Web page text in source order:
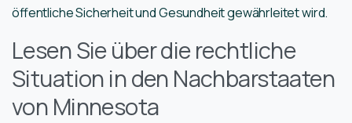
öffentliche Sicherheit und Gesundheit gewährleitet wird.
Lesen Sie über die rechtliche
Situation in den Nachbarstaaten
von Minnesota